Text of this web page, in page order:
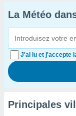
La Météo
J'ai lu et j'accepte
Principales